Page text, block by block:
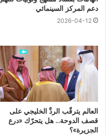
دعم المركز السينمائي
2026-04-12
العالم يترقّب الردَّ الخليجي على
قصف الدوحة… هل يتحرّك «درع
الجزيرة»؟